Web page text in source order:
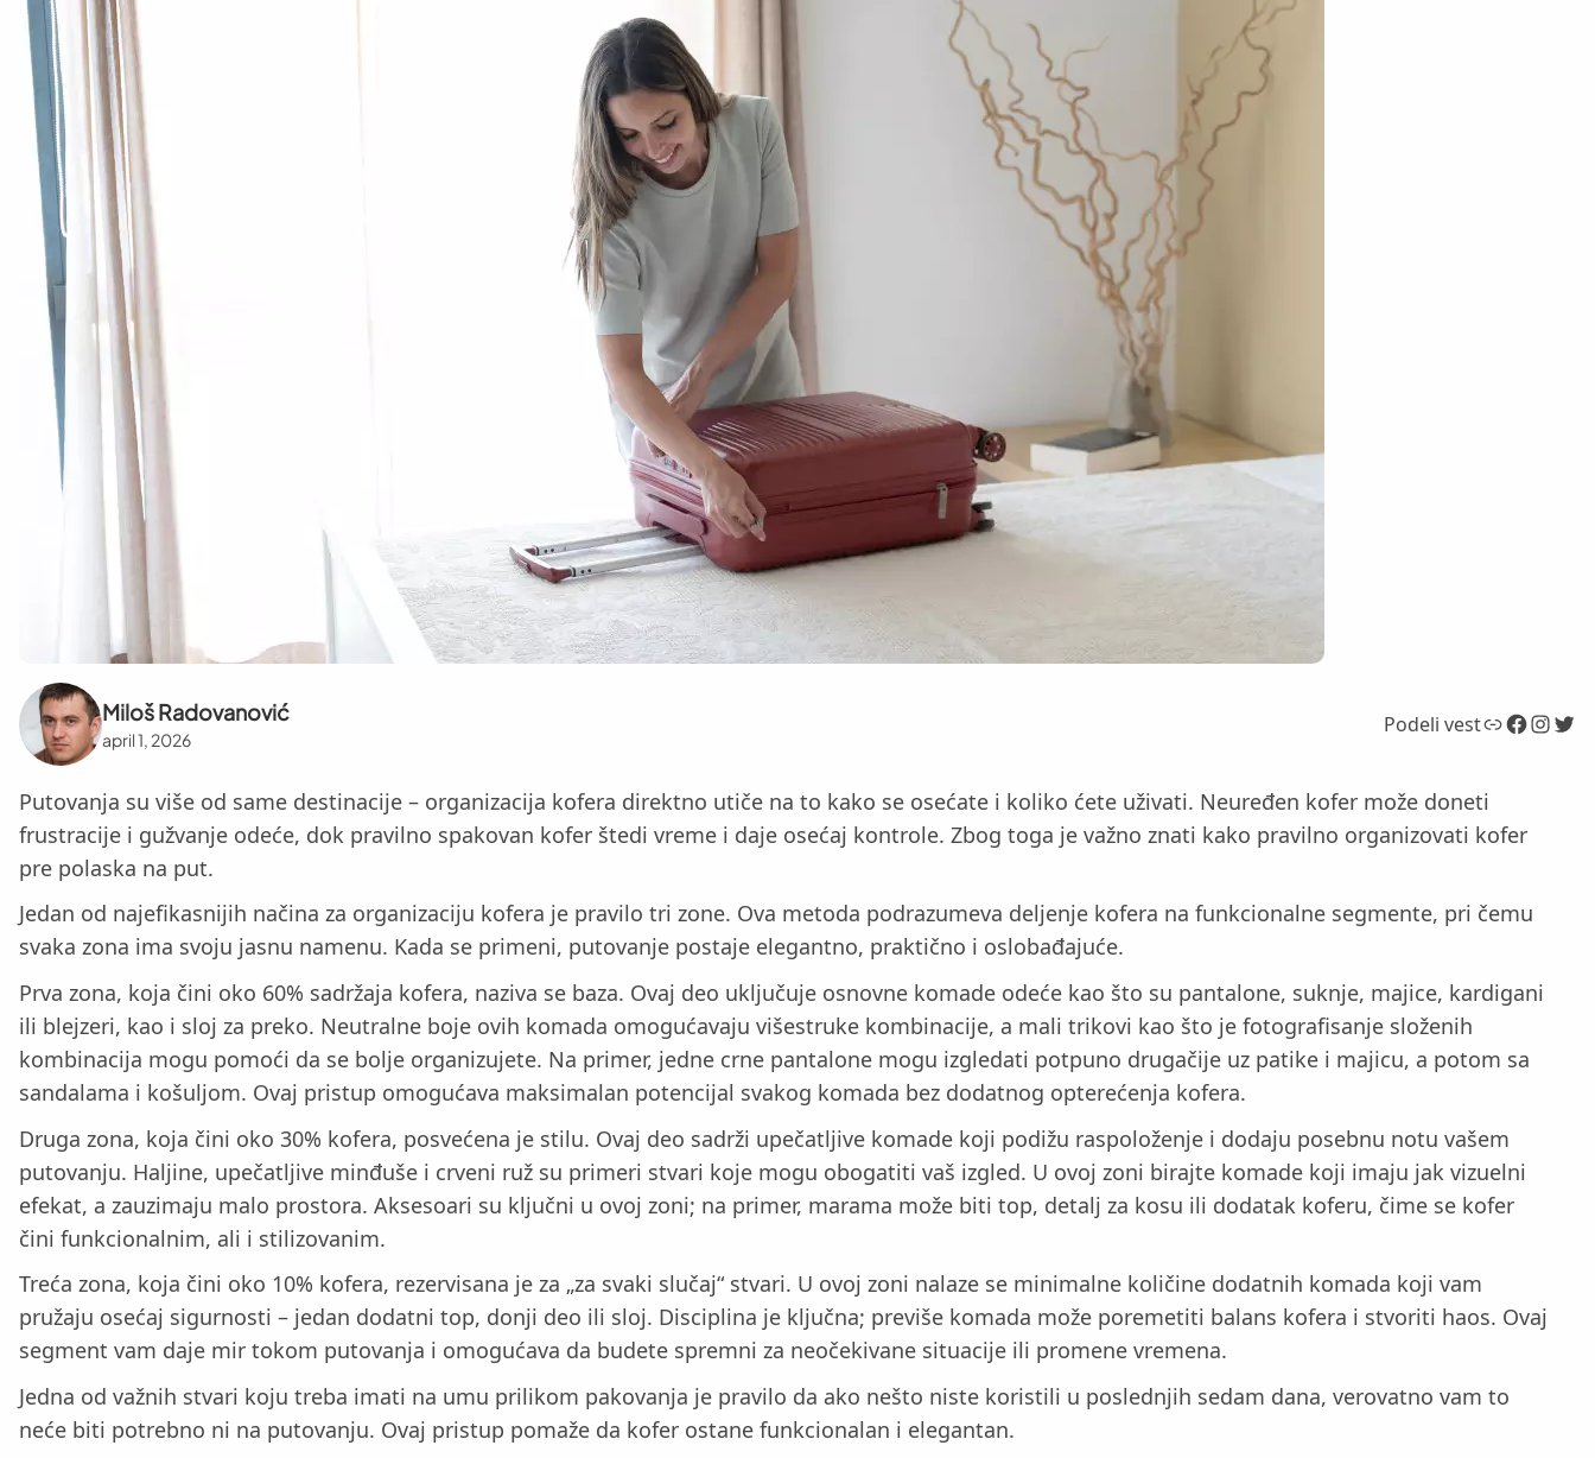
Miloš Radovanović
april 1, 2026
Podeli vestLink Facebook InstagramTwitter
Putovanja su više od same destinacije – organizacija kofera direktno utiče na to kako se osećate i koliko ćete uživati. Neuređen kofer može doneti
frustracije i gužvanje odeće, dok pravilno spakovan kofer štedi vreme i daje osećaj kontrole. Zbog toga je važno znati kako pravilno organizovati kofer
pre polaska na put.
Jedan od najefikasnijih načina za organizaciju kofera je pravilo tri zone. Ova metoda podrazumeva deljenje kofera na funkcionalne segmente, pri čemu
svaka zona ima svoju jasnu namenu. Kada se primeni, putovanje postaje elegantno, praktično i oslobađajuće.
Prva zona, koja čini oko 60% sadržaja kofera, naziva se baza. Ovaj deo uključuje osnovne komade odeće kao što su pantalone, suknje, majice, kardigani
ili blejzeri, kao i sloj za preko. Neutralne boje ovih komada omogućavaju višestruke kombinacije, a mali trikovi kao što je fotografisanje složenih
kombinacija mogu pomoći da se bolje organizujete. Na primer, jedne crne pantalone mogu izgledati potpuno drugačije uz patike i majicu, a potom sa
sandalama i košuljom. Ovaj pristup omogućava maksimalan potencijal svakog komada bez dodatnog opterećenja kofera.
Druga zona, koja čini oko 30% kofera, posvećena je stilu. Ovaj deo sadrži upečatljive komade koji podižu raspoloženje i dodaju posebnu notu vašem
putovanju. Haljine, upečatljive minđuše i crveni ruž su primeri stvari koje mogu obogatiti vaš izgled. U ovoj zoni birajte komade koji imaju jak vizuelni
efekat, a zauzimaju malo prostora. Aksesoari su ključni u ovoj zoni; na primer, marama može biti top, detalj za kosu ili dodatak koferu, čime se kofer
čini funkcionalnim, ali i stilizovanim.
Treća zona, koja čini oko 10% kofera, rezervisana je za „za svaki slučaj“ stvari. U ovoj zoni nalaze se minimalne količine dodatnih komada koji vam
pružaju osećaj sigurnosti – jedan dodatni top, donji deo ili sloj. Disciplina je ključna; previše komada može poremetiti balans kofera i stvoriti haos. Ovaj
segment vam daje mir tokom putovanja i omogućava da budete spremni za neočekivane situacije ili promene vremena.
Jedna od važnih stvari koju treba imati na umu prilikom pakovanja je pravilo da ako nešto niste koristili u poslednjih sedam dana, verovatno vam to
neće biti potrebno ni na putovanju. Ovaj pristup pomaže da kofer ostane funkcionalan i elegantan.